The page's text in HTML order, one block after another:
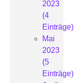
2023
(4
Einträge)
Mai
2023
(5
Einträge)